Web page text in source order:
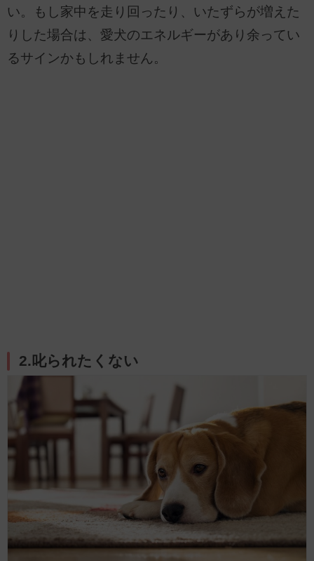
い。もし家中を走り回ったり、いたずらが増えた
りした場合は、愛犬のエネルギーがあり余ってい
るサインかもしれません。
2.叱られたくない